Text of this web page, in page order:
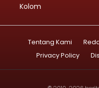
Kolom
Tentang Kami
Privacy Policy